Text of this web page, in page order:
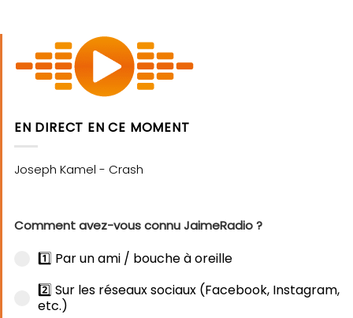
EN DIRECT EN CE MOMENT
Comment avez-vous connu JaimeRadio ?
1️⃣ Par un ami / bouche à oreille
2️⃣ Sur les réseaux sociaux (Facebook, Instagram,
etc.)